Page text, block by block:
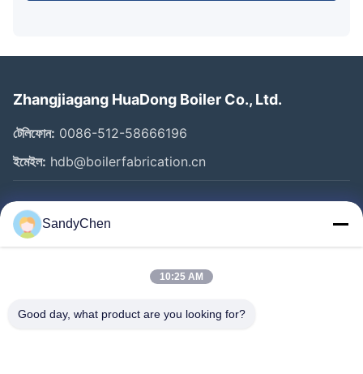
Zhangjiagang HuaDong Boiler Co., Ltd.
টেলিফোন: 0086-512-58666196
ইমেইল: hdb@boilerfabrication.cn
গুরুত্বপূর্ণ সংযোগ
বাড়ি
ভিডিও
SandyChen
10:25 AM
Good day, what product are you looking for?